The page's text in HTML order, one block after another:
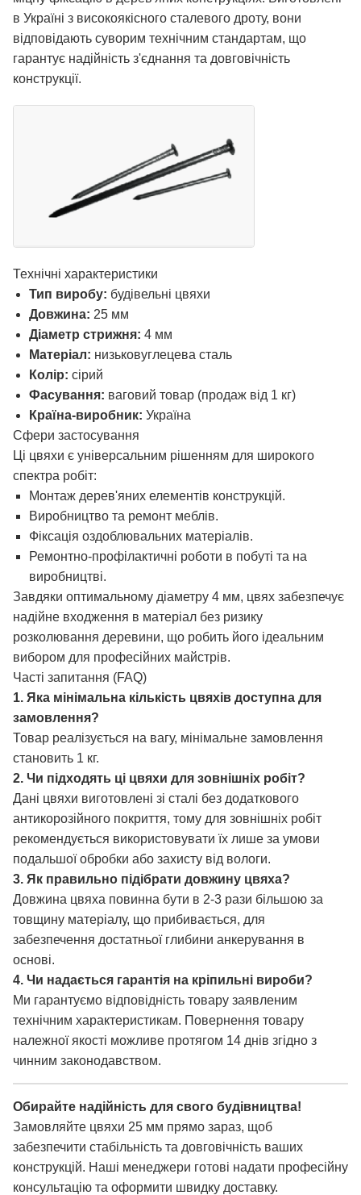
в Україні з високоякісного сталевого дроту, вони
відповідають суворим технічним стандартам, що
гарантує надійність з'єднання та довговічність
конструкції.
Технічні характеристики
Тип виробу: будівельні цвяхи
Довжина: 25 мм
Діаметр стрижня: 4 мм
Матеріал: низьковуглецева сталь
Колір: сірий
Фасування: ваговий товар (продаж від 1 кг)
Країна-виробник: Україна
Сфери застосування
Ці цвяхи є універсальним рішенням для широкого
спектра робіт:
Монтаж дерев'яних елементів конструкцій.
Виробництво та ремонт меблів.
Фіксація оздоблювальних матеріалів.
Ремонтно-профілактичні роботи в побуті та на
виробництві.
Завдяки оптимальному діаметру 4 мм, цвях забезпечує
надійне входження в матеріал без ризику
розколювання деревини, що робить його ідеальним
вибором для професійних майстрів.
Часті запитання (FAQ)
1. Яка мінімальна кількість цвяхів доступна для
замовлення?
Товар реалізується на вагу, мінімальне замовлення
становить 1 кг.
2. Чи підходять ці цвяхи для зовнішніх робіт?
Дані цвяхи виготовлені зі сталі без додаткового
антикорозійного покриття, тому для зовнішніх робіт
рекомендується використовувати їх лише за умови
подальшої обробки або захисту від вологи.
3. Як правильно підібрати довжину цвяха?
Довжина цвяха повинна бути в 2-3 рази більшою за
товщину матеріалу, що прибивається, для
забезпечення достатньої глибини анкерування в
основі.
4. Чи надається гарантія на кріпильні вироби?
Ми гарантуємо відповідність товару заявленим
технічним характеристикам. Повернення товару
належної якості можливе протягом 14 днів згідно з
чинним законодавством.
Обирайте надійність для свого будівництва!
Замовляйте цвяхи 25 мм прямо зараз, щоб
забезпечити стабільність та довговічність ваших
конструкцій. Наші менеджери готові надати професійну
консультацію та оформити швидку доставку.